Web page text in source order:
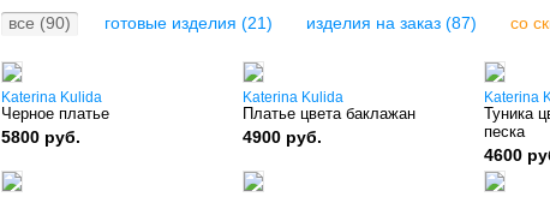
все (90) готовые изделия (21) изделия на заказ (87) со
Katerina Kulida
Черное платье
5800 руб.
Katerina Kulida
Платье цвета баклажан
4900 руб.
Katerina
Туника
песка
4600